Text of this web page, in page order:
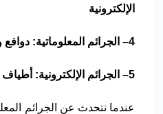
الإلكترونية
4
– الجرائم المعلوماتية:
5
– الجرائم الإلكترونية:
عندما نتحدث عن الجرائم